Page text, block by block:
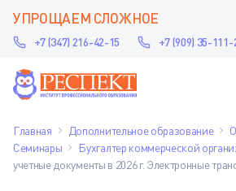
УПРОЩАЕМ СЛОЖНОЕ
+7 (347) 216-42-15 +7 (909) 35-111-
Главная Дополнительное образование
Семинары
Бухгалтер коммерческой
учетные документы в 2026 г. Электронные